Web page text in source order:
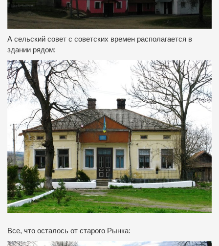
А сельский совет с советских времен располагается в
здании рядом:
Все, что осталось от старого Рынка: